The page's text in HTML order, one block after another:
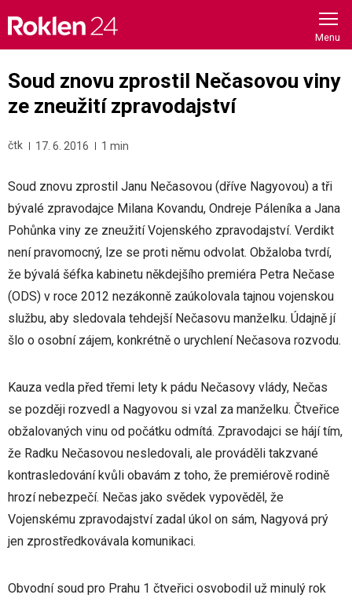
content
Soud znovu zprostil Nečasovou viny
ze zneužití zpravodajství
čtk 17. 6. 2016 1 min
Soud znovu zprostil Janu Nečasovou (dříve Nagyovou) a tři
bývalé zpravodajce Milana Kovandu, Ondreje Páleníka a Jana
Pohůnka viny ze zneužití Vojenského zpravodajství. Verdikt
není pravomocný, lze se proti němu odvolat. Obžaloba tvrdí,
že bývalá šéfka kabinetu někdejšího premiéra Petra Nečase
(ODS) v roce 2012 nezákonně zaúkolovala tajnou vojenskou
službu, aby sledovala tehdejší Nečasovu manželku. Údajně jí
šlo o osobní zájem, konkrétně o urychlení Nečasova rozvodu.
Kauza vedla před třemi lety k pádu Nečasovy vlády, Nečas
se později rozvedl a Nagyovou si vzal za manželku. Čtveřice
obžalovaných vinu od počátku odmítá. Zpravodajci se hájí tím,
že Radku Nečasovou nesledovali, ale prováděli takzvané
kontrasledování kvůli obavám z toho, že premiérově rodině
hrozí nebezpečí. Nečas jako svědek vypověděl, že
Vojenskému zpravodajství zadal úkol on sám, Nagyová prý
jen zprostředkovávala komunikaci.
Obvodní soud pro Prahu 1 čtveřici osvobodil už minulý rok